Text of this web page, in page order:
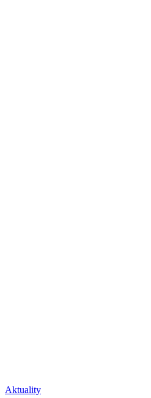
Aktuality